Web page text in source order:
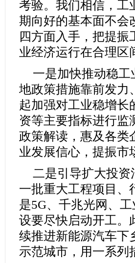
考验。我们相信，工
期向好的基本面不会
四方面入手，把提
业经济运行在合理区
一是加快推动稳
地政策措施靠前发力
起加强对工业稳增长
资等主要指标进行监
政策解读，惠及各类
业发展信心，提振市
二是引导扩大投资
一批重大工程项目、
是5G、千兆光网、
设要尽快启动开工。
续推进新能源汽车下
示范城市，用一系列